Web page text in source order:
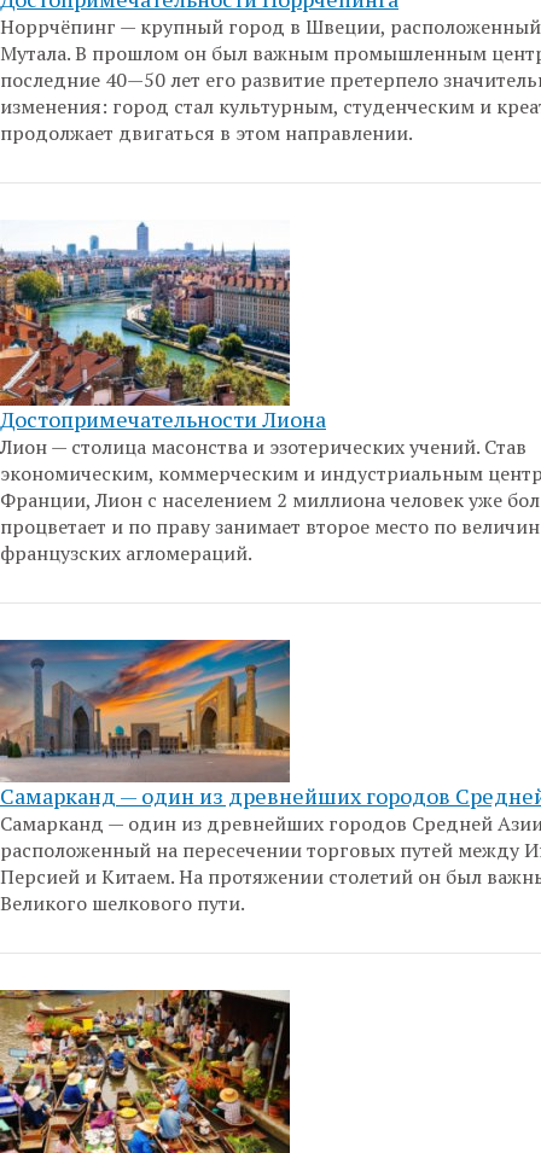
Норрчёпинг — крупный город в Швеции, расположенный
Мутала. В прошлом он был важным промышленным
последние 40—50 лет его развитие претерпело
изменения: город стал культурным, студенческим и
продолжает двигаться в этом направлении.
Достопримечательности Лиона
Лион — столица масонства и эзотерических учений. Став
экономическим, коммерческим и индустриальным
Франции, Лион с населением 2 миллиона человек уже
процветает и по праву занимает второе место по
французских агломераций.
Самарканд — один из древнейших городов
Самарканд — один из древнейших городов Средней
расположенный на пересечении торговых путей между
Персией и Китаем. На протяжении столетий он был
Великого шелкового пути.